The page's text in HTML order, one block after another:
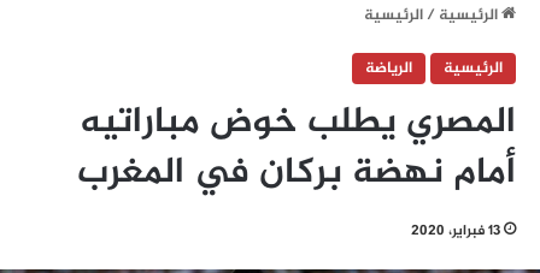
الرئيسية/الرئيسية
الرئيسية
الرياضة
المصري يطلب خوض مباراتيه
أمام نهضة بركان في المغرب
13 فبراير، 2020